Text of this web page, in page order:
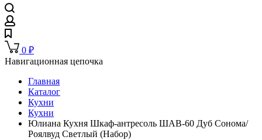
0 ₽
Навигационная цепочка
Главная
Каталог
Кухни
Кухни
Юлиана Кухня Шкаф-антресоль ШАВ-60 Дуб Сонома/
Роялвуд Светлый (Набор)